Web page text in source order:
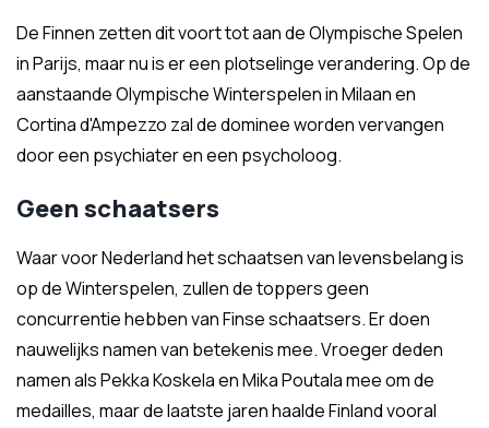
De Finnen zetten dit voort tot aan de Olympische Spelen
in Parijs, maar nu is er een plotselinge verandering. Op de
aanstaande Olympische Winterspelen in Milaan en
Cortina d'Ampezzo zal de dominee worden vervangen
door een psychiater en een psycholoog.
Geen schaatsers
Waar voor Nederland het schaatsen van levensbelang is
op de Winterspelen, zullen de toppers geen
concurrentie hebben van Finse schaatsers. Er doen
nauwelijks namen van betekenis mee. Vroeger deden
namen als Pekka Koskela en Mika Poutala mee om de
medailles, maar de laatste jaren haalde Finland vooral